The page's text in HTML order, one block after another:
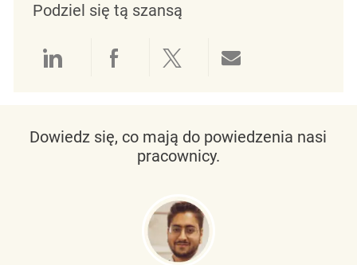
Podziel się tą szansą
Udostępnianie przez LinkedIn
Udostępnianie przez
Udostępnij przez
Dowiedz się, co mają do powiedzenia nasi
pracownicy.